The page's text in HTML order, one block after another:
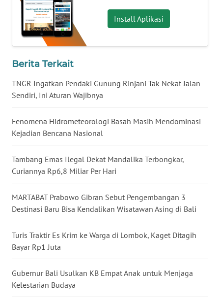
Install Aplikasi
Berita Terkait
TNGR Ingatkan Pendaki Gunung Rinjani Tak Nekat Jalan
Sendiri, Ini Aturan Wajibnya
Fenomena Hidrometeorologi Basah Masih Mendominasi
Kejadian Bencana Nasional
Tambang Emas Ilegal Dekat Mandalika Terbongkar,
Curiannya Rp6,8 Miliar Per Hari
MARTABAT Prabowo Gibran Sebut Pengembangan 3
Destinasi Baru Bisa Kendalikan Wisatawan Asing di Bali
Turis Traktir Es Krim ke Warga di Lombok, Kaget Ditagih
Bayar Rp1 Juta
Gubernur Bali Usulkan KB Empat Anak untuk Menjaga
Kelestarian Budaya
WN
KALTARA
WN
KALSEL
WN
KALTIM
WN
GORONTALO
SULUT
WN
MALUKU
WN
MALUT